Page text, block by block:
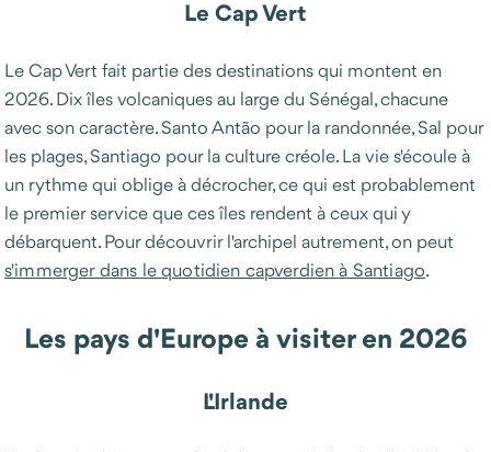
Le Cap Vert
Le Cap Vert fait partie des destinations qui montent en
2026. Dix îles volcaniques au large du Sénégal, chacune
avec son caractère. Santo Antão pour la randonnée, Sal pour
les plages, Santiago pour la culture créole. La vie s'écoule à
un rythme qui oblige à décrocher, ce qui est probablement
le premier service que ces îles rendent à ceux qui y
débarquent. Pour découvrir l'archipel autrement, on peut
s'immerger dans le quotidien capverdien à Santiago.
Les pays d'Europe à visiter en 2026
L'Irlande